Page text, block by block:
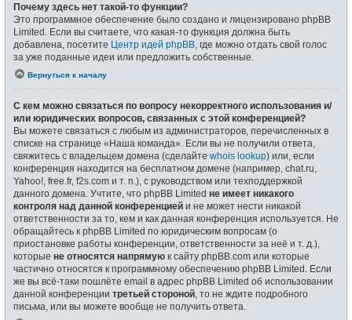
Почему здесь нет такой-то функции?
Это программное обеспечение было создано и лицензировано phpBB
Limited. Если вы считаете, что какая-то функция должна быть
добавлена, посетите Центр идей phpBB , где можно отдать свой голос
за уже поданные идеи или предложить собственные.
Вернуться к началу
С кем можно связаться по вопросу некорректного использования и/
или юридических вопросов, связанных с этой конференцией?
Вы можете связаться с любым из администраторов, перечисленных в
списке на странице «Наша команда». Если вы не получили ответа,
свяжитесь с владельцем домена (сделайте whois lookup) или, если
конференция находится на бесплатном домене (например, chat.ru,
Yahoo!, free.fr, f2s.com и т. п.), с руководством или техподдержкой
данного домена. Учтите, что phpBB Limited не имеет никакого
контроля над данной конференцией и не может нести никакой
ответственности за то, кем и как данная конференция используется. Не
обращайтесь к phpBB Limited по юридическим вопросам (о
приостановке работы конференции, ответственности за неё и т. д.),
которые не относятся напрямую к сайту phpBB.com или которые
частично относятся к программному обеспечению phpBB Limited. Если
же вы всё-таки пошлёте email в адрес phpBB Limited об использовании
данной конференции третьей стороной , то не ждите подробного
письма, или вы можете вообще не получить ответа.